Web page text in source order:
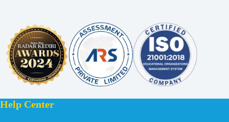
Help Center